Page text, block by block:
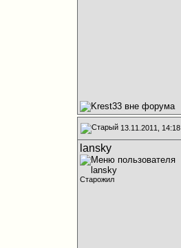
13.11.2011, 14:18
lansky
Старожил